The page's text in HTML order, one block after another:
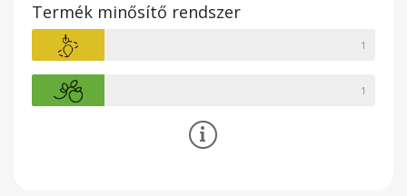
Termék minősítő rendszer
1
1